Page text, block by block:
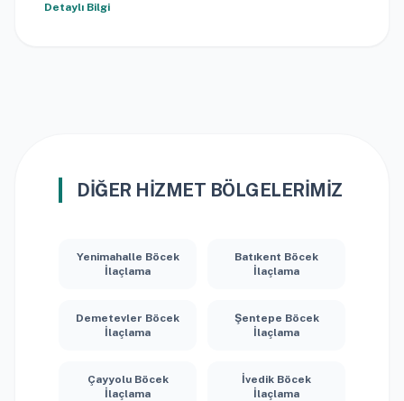
Detaylı Bilgi
DIĞER HIZMET BÖLGELERIMIZ
Yenimahalle Böcek
İlaçlama
Batıkent Böcek
İlaçlama
Demetevler Böcek
İlaçlama
Şentepe Böcek
İlaçlama
Çayyolu Böcek
İlaçlama
İvedik Böcek
İlaçlama